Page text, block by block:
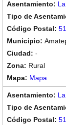
-
Rural
Mapa